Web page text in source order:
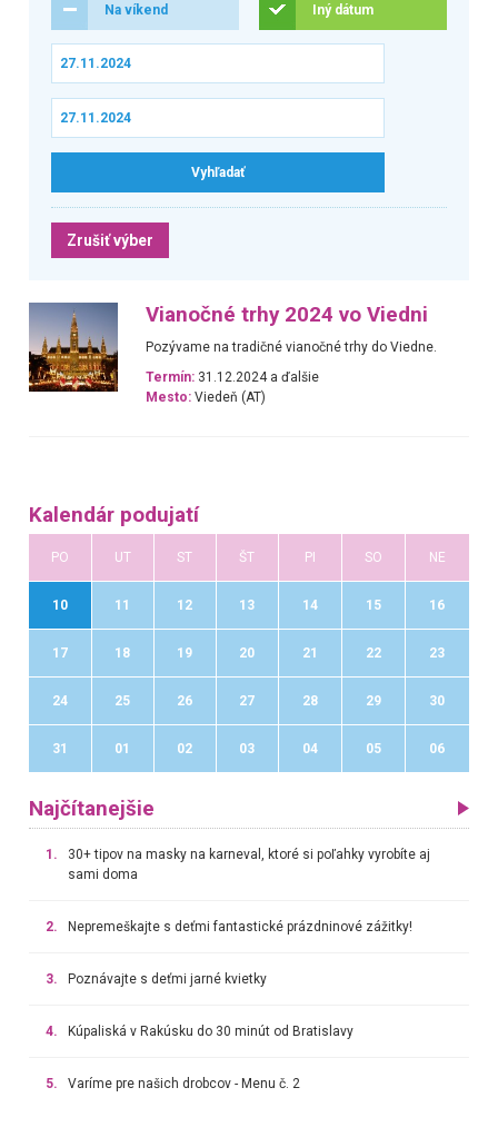
Na víkend Iný dátum
Zrušiť výber
Vianočné trhy 2024 vo Viedni
Pozývame na tradičné vianočné trhy do Viedne.
Termín: 31.12.2024 a ďalšie
Mesto: Viedeň (AT)
Kalendár podujatí
PO UT ST ŠT PI SO NE
10 11 12 13 14 15 16
17 18 19 20 21 22 23
24 25 26 27 28 29 30
31 01 02 03 04 05 06
Najčítanejšie
1.
30+ tipov na masky na karneval, ktoré si poľahky vyrobíte aj
sami doma
2. Nepremeškajte s deťmi fantastické prázdninové zážitky!
3. Poznávajte s deťmi jarné kvietky
4. Kúpaliská v Rakúsku do 30 minút od Bratislavy
5. Varíme pre našich drobcov - Menu č. 2